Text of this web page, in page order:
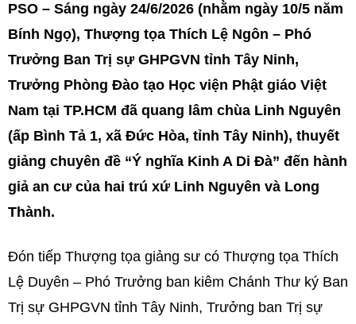
PSO – Sáng ngày 24/6/2026 (nhằm ngày 10/5 năm
Bính Ngọ), Thượng tọa Thích Lệ Ngôn – Phó
Trưởng Ban Trị sự GHPGVN tỉnh Tây Ninh,
Trưởng Phòng Đào tạo Học viện Phật giáo Việt
Nam tại TP.HCM đã quang lâm chùa Linh Nguyên
(ấp Bình Tả 1, xã Đức Hòa, tỉnh Tây Ninh), thuyết
giảng chuyên đề “Ý nghĩa Kinh A Di Đà” đến hành
giả an cư của hai trú xứ Linh Nguyên và Long
Thành.
Đón tiếp Thượng tọa giảng sư có Thượng tọa Thích
Lệ Duyên – Phó Trưởng ban kiêm Chánh Thư ký Ban
Trị sự GHPGVN tỉnh Tây Ninh, Trưởng ban Trị sự